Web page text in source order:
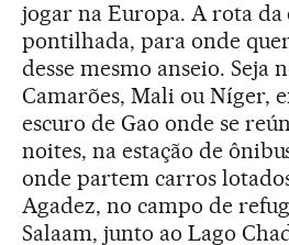
jogar na Europa. A rota da
pontilhada, para onde
desse mesmo anseio. Seja
Camarões, Mali ou Níger,
escuro de Gao onde se
noites, na estação de
onde partem carros
Agadez, no campo de
Salaam, junto ao Lago